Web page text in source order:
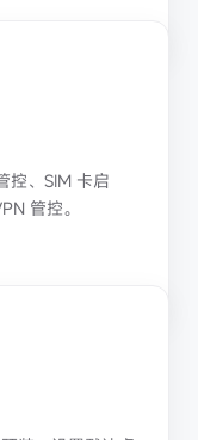
控、SIM 卡启
管控。